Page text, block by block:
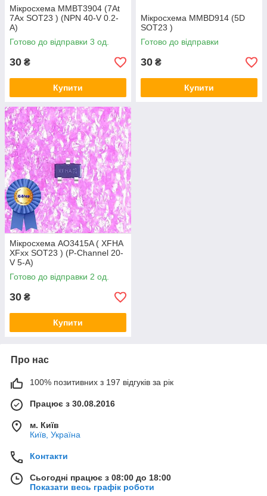
Мікросхема MMBT3904 (7At
7Ax SOT23 ) (NPN 40-V 0.2-
A)
Готово до відправки 3 од.
30 ₴
Купити
Мікросхема MMBD914 (5D
SOT23 )
Готово до відправки
30 ₴
Купити
Мікросхема AO3415A ( XFHA
XFxx SOT23 ) (P-Channel 20-
V 5-A)
Готово до відправки 2 од.
30 ₴
Купити
Про нас
100% позитивних з 197 відгуків за рік
Працює з 30.08.2016
м. Київ
Київ, Україна
Контакти
Сьогодні працює з 08:00 до 18:00
Показати весь графік роботи